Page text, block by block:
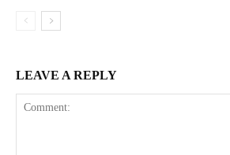
LEAVE A REPLY